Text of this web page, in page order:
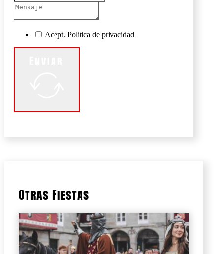
Acept. Politica de privacidad
Otras Fiestas